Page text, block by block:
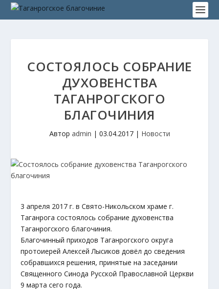
СОСТОЯЛОСЬ СОБРАНИЕ
ДУХОВЕНСТВА
ТАГАНРОГСКОГО
БЛАГОЧИНИЯ
Автор admin | 03.04.2017| Новости
3 апреля 2017 г. в Свято-Никольском храме г.
Таганрога состоялось собрание духовенства
Таганрогского благочиния.
Благочинный приходов Таганрогского округа
протоиерей Алексей Лысиков довёл до сведения
собравшихся решения, принятые на заседании
Священного Синода Русской Православной Церкви
9 марта сего года.